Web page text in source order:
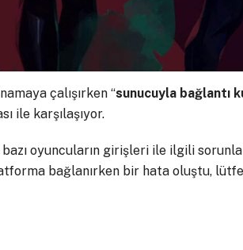
çalışırken “sunucuyla bağlantı
ile karşılaşıyor.
oyuncuların girişleri ile ilgili
bağlanırken bir hata oluştu,